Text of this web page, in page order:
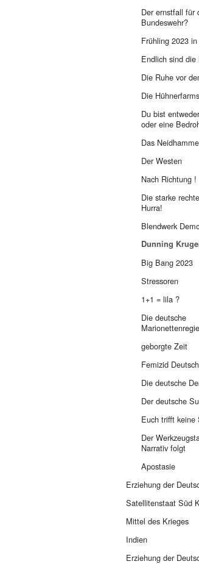
Der ernstfall für
Bundeswehr?
Frühling 2023
Endlich sind die
Die Ruhe vor
Die
Du bist
oder eine
Das
Der Westen
Nach Richtung !
Die starke
Hurra!
Blendwerk
Dunning
Big Bang 2023
Stressoren
1+1 = lila ?
Die deutsche
geborgte Zeit
Femizid
Die deutsche
Der deutsche
Euch trifft keine
Der
Narrativ folgt
Apostasie
Erziehung der
Satellitenstaat Süd
Mittel des Krieges
Indien
Erziehung der